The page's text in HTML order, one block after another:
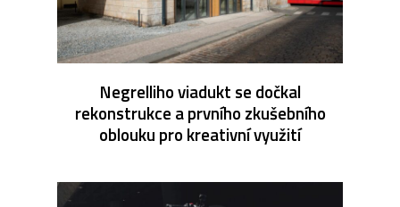
Negrelliho viadukt se dočkal
rekonstrukce a prvního zkušebního
oblouku pro kreativní využití